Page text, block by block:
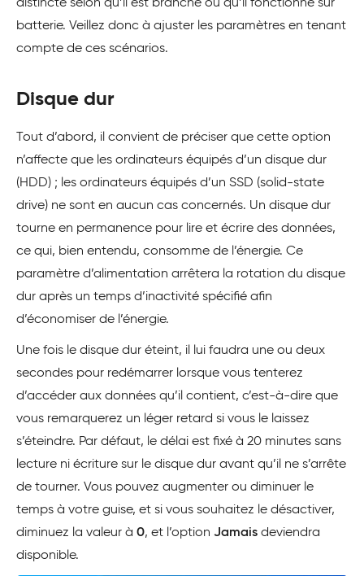
distincte selon qu’il est branché ou qu’il fonctionne sur
batterie. Veillez donc à ajuster les paramètres en tenant
compte de ces scénarios.
Disque dur
Tout d’abord, il convient de préciser que cette option
n’affecte que les ordinateurs équipés d’un disque dur
(HDD) ; les ordinateurs équipés d’un SSD (solid-state
drive) ne sont en aucun cas concernés. Un disque dur
tourne en permanence pour lire et écrire des données,
ce qui, bien entendu, consomme de l’énergie. Ce
paramètre d’alimentation arrêtera la rotation du disque
dur après un temps d’inactivité spécifié afin
d’économiser de l’énergie.
Une fois le disque dur éteint, il lui faudra une ou deux
secondes pour redémarrer lorsque vous tenterez
d’accéder aux données qu’il contient, c’est-à-dire que
vous remarquerez un léger retard si vous le laissez
s’éteindre. Par défaut, le délai est fixé à 20 minutes sans
lecture ni écriture sur le disque dur avant qu’il ne s’arrête
de tourner. Vous pouvez augmenter ou diminuer le
temps à votre guise, et si vous souhaitez le désactiver,
diminuez la valeur à 0, et l’option Jamais deviendra
disponible.